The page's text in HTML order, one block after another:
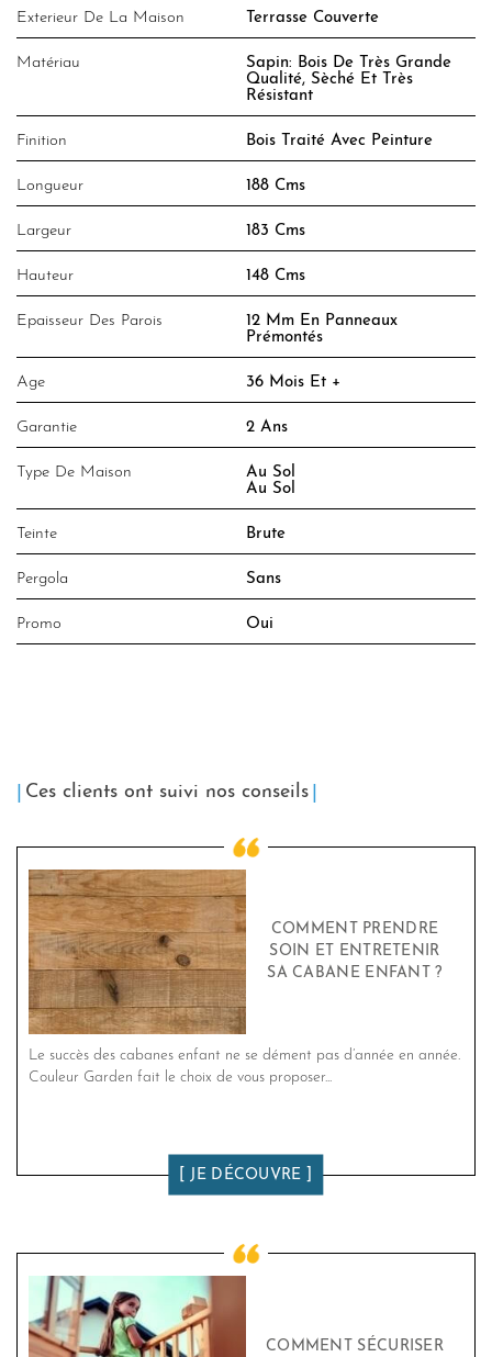
Exterieur De La Maison Terrasse Couverte
Matériau
Sapin: Bois De Très Grande
Qualité, Sèché Et Très
Résistant
Finition Bois Traité Avec Peinture
Longueur 188 Cms
Largeur 183 Cms
Hauteur 148 Cms
Epaisseur Des Parois
12 Mm En Panneaux
Prémontés
Age 36 Mois Et +
Garantie 2 Ans
Type De Maison
Au Sol
Au Sol
Teinte Brute
Pergola Sans
Promo Oui
Ces clients ont suivi nos conseils
COMMENT PRENDRE
SOIN ET ENTRETENIR
SA CABANE ENFANT ?
Le succès des cabanes enfant ne se dément pas d’année en année.
Couleur Garden fait le choix de vous proposer...
JE DÉCOUVRE
COMMENT SÉCURISER